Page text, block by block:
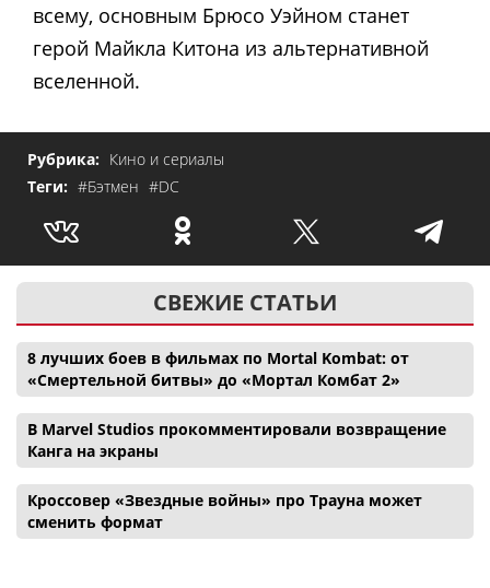
всему, основным Брюсо Уэйном станет
герой Майкла Китона из альтернативной
вселенной.
Рубрика: Кино и сериалы
Теги: #Бэтмен #DC
СВЕЖИЕ СТАТЬИ
8 лучших боев в фильмах по Mortal Kombat: от
«Смертельной битвы» до «Мортал Комбат 2»
В Marvel Studios прокомментировали возвращение
Канга на экраны
Кроссовер «Звездные войны» про Трауна может
сменить формат